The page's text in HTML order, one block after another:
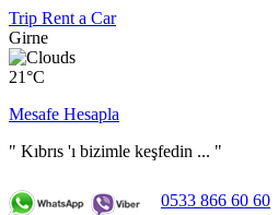
Trip Rent a Car
Girne
21°C
Mesafe Hesapla
" Kıbrıs 'ı bizimle keşfedin ... "
0533 866 60 60